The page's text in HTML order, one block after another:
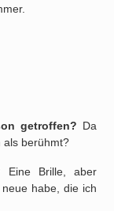
getroffen? Da
berühmt?
Eine Brille, aber
habe, die ich